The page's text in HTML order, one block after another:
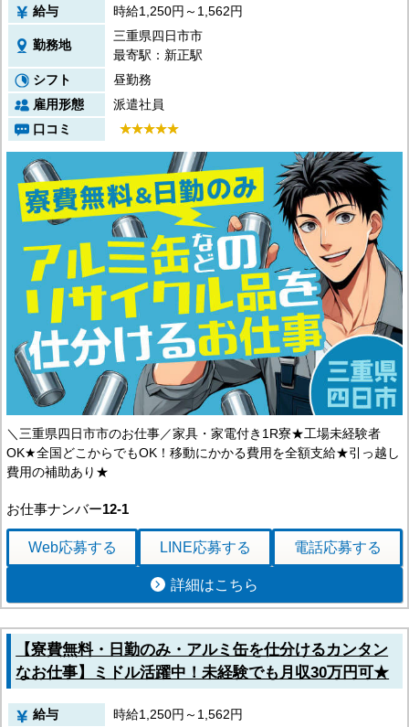
給与 時給1,250円～1,562円
勤務地
三重県四日市市
最寄駅：新正駅
シフト
昼勤務
雇用形態
派遣社員
口コミ
＼三重県四日市市のお仕事／家具・家電付き1R寮★工場未経験者
OK★全国どこからでもOK！移動にかかる費用を全額支給★引っ越し
費用の補助あり★
お仕事ナンバー12-1
Web応募する LINE応募する 電話応募する
詳細はこちら
【寮費無料・日勤のみ・アルミ缶を仕分けるカンタン
なお仕事】ミドル活躍中！未経験でも月収30万円可★
給与 時給1,250円～1,562円